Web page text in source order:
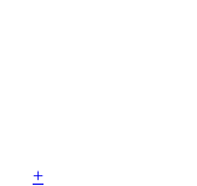
+